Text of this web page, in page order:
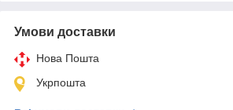
Умови доставки
Нова Пошта
Укрпошта